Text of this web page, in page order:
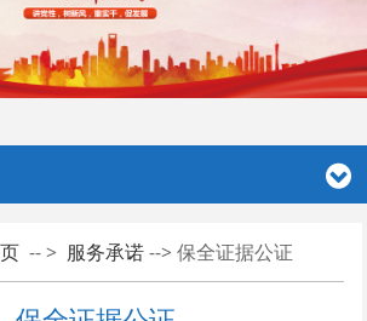
-- > 服务承诺--> 保全证据公证